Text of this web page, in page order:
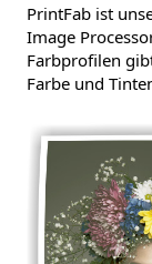
PrintFab ist
Image
Farbprofilen
Farbe und